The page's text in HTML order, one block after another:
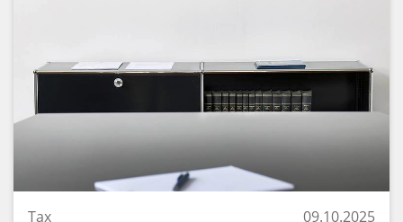
Tax 09.10.2025